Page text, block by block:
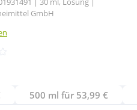
GmbH
500 ml für 53,99 €